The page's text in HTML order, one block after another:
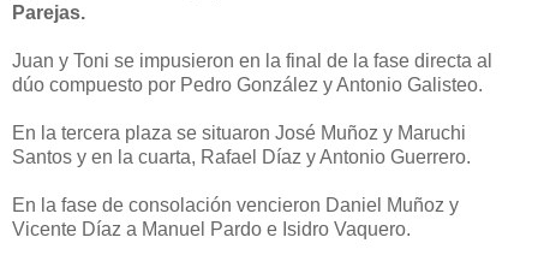
Parejas.
Juan y Toni se impusieron en la final de la fase directa al
dúo compuesto por Pedro González y Antonio Galisteo.
En la tercera plaza se situaron José Muñoz y Maruchi
Santos y en la cuarta, Rafael Díaz y Antonio Guerrero.
En la fase de consolación vencieron Daniel Muñoz y
Vicente Díaz a Manuel Pardo e Isidro Vaquero.